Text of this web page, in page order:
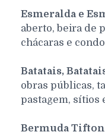
Esmeralda e
aberto, beira de
chácaras e
Batatais,
obras públicas,
pastagem, sítios
Bermuda Tifton